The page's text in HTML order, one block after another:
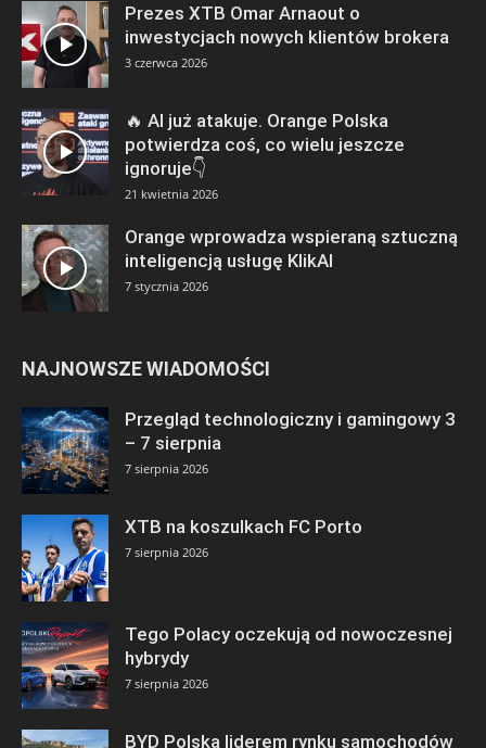
Prezes XTB Omar Arnaout o
inwestycjach nowych klientów brokera
3 czerwca 2026
🔥 AI już atakuje. Orange Polska
potwierdza coś, co wielu jeszcze
ignoruje👇
21 kwietnia 2026
Orange wprowadza wspieraną sztuczną
inteligencją usługę KlikAI
7 stycznia 2026
NAJNOWSZE WIADOMOŚCI
Przegląd technologiczny i gamingowy 3
– 7 sierpnia
7 sierpnia 2026
XTB na koszulkach FC Porto
7 sierpnia 2026
Tego Polacy oczekują od nowoczesnej
hybrydy
7 sierpnia 2026
BYD Polska liderem rynku samochodów